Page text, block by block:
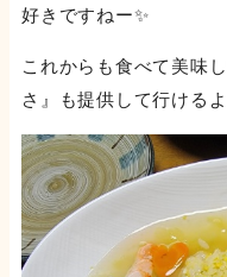
好きですねー✨
これからも食べて美味
さ』も提供して行ける